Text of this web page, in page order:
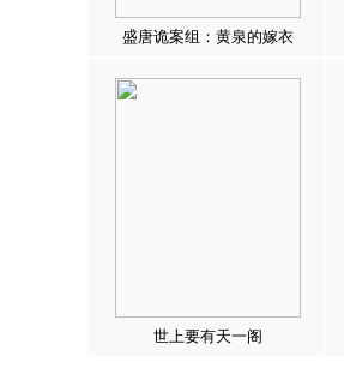
盛唐诡案组：黄泉的嫁衣
世上要有天一阁